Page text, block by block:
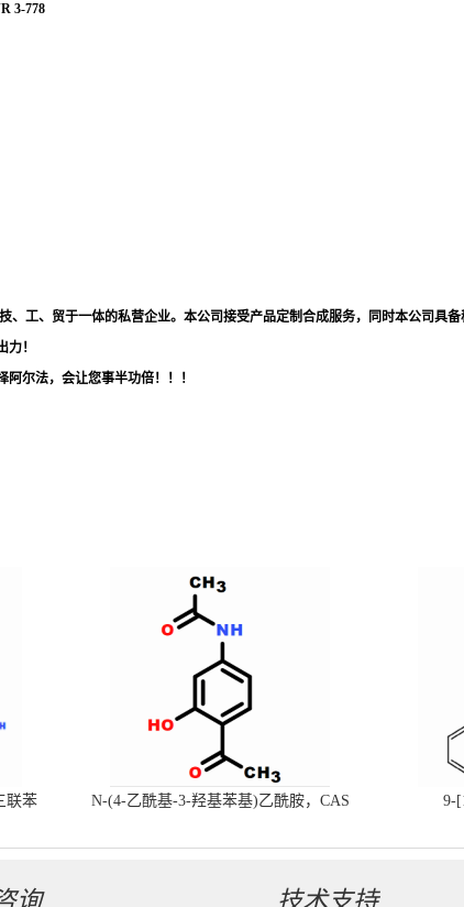
3-778
工、贸于一体的私营企业。本公司接受产品定制合成服务，同时本公司具
！
尔法，会让您事半功倍！！！
联苯
N-(4-乙酰基-3-羟基苯基)乙酰胺，CAS
9-
询 技术支持